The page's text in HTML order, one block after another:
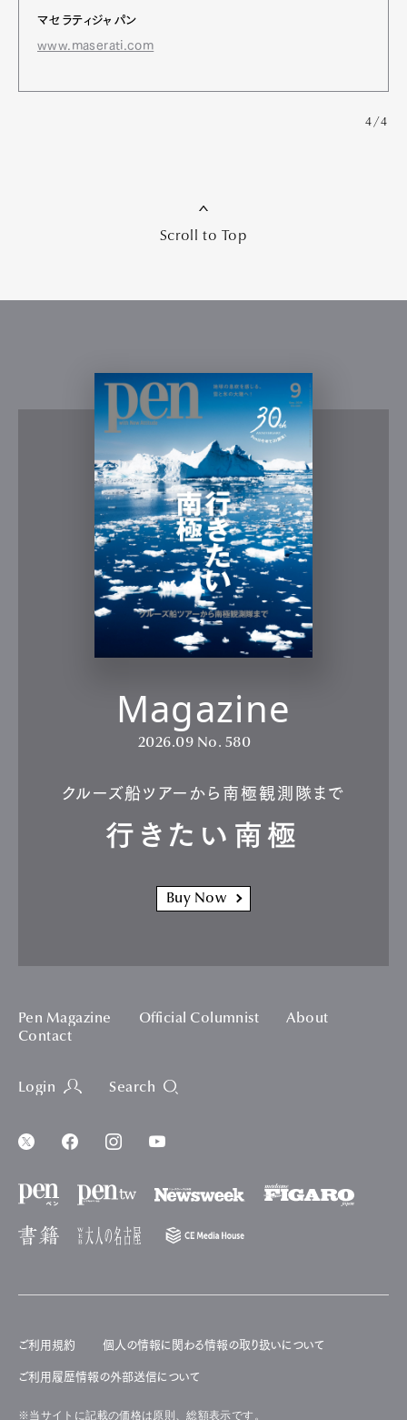
マセラティジャパン
www.maserati.com
4/4
Scroll to Top
Magazine
2026.09 No. 580
クルーズ船ツアーから南極観測隊まで
行きたい南極
Buy Now
Pen Magazine Official Columnist
About
Contact
Login Search
ご利用規約 個人の情報に関わる情報の取り扱いについて
ご利用履歴情報の外部送信について
※当サイトに記載の価格は原則、総額表示です。